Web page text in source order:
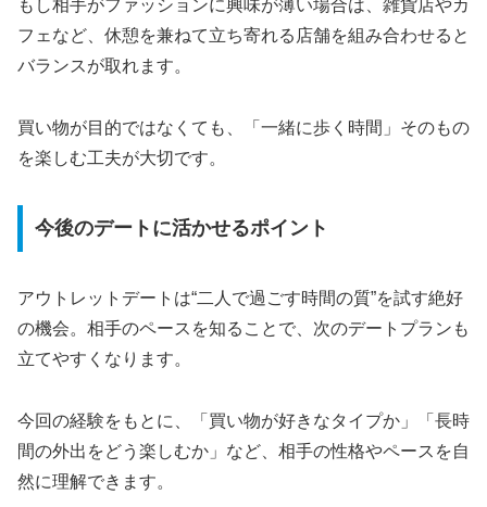
もし相手がファッションに興味が薄い場合は、雑貨店やカ
フェなど、休憩を兼ねて立ち寄れる店舗を組み合わせると
バランスが取れます。
買い物が目的ではなくても、「一緒に歩く時間」そのもの
を楽しむ工夫が大切です。
今後のデートに活かせるポイント
アウトレットデートは“二人で過ごす時間の質”を試す絶好
の機会。相手のペースを知ることで、次のデートプランも
立てやすくなります。
今回の経験をもとに、「買い物が好きなタイプか」「長時
間の外出をどう楽しむか」など、相手の性格やペースを自
然に理解できます。